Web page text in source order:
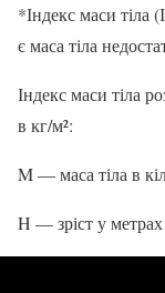
*Індекс маси
є маса тіла
Індекс маси тіла
в кг/м²:
M — маса тіла в
H — зріст у метрах